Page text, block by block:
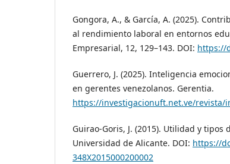
Gongora, A., & García, A. (2025).
al rendimiento laboral en entornos
Empresarial, 12, 129–143. DOI: https://
Guerrero, J. (2025). Inteligencia
en gerentes venezolanos. Gerentia.
https://investigacionuft.net.ve/revista/
Guirao-Goris, J. (2015). Utilidad y
Universidad de Alicante. DOI: https://
348X2015000200002